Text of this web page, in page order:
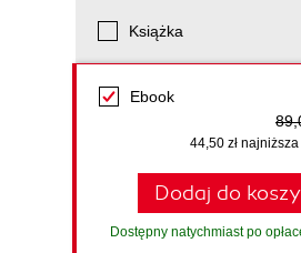
Książka
Ebook
44,50 zł
Dodaj do
Dostępny natychmiast po